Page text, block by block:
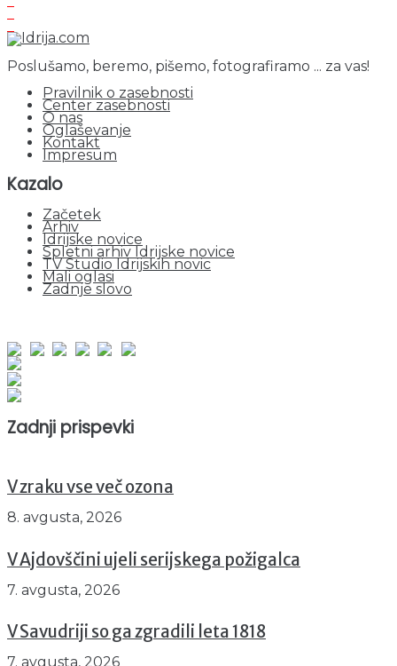
Poslušamo, beremo, pišemo, fotografiramo ... za vas!
Pravilnik o zasebnosti
Center zasebnosti
O nas
Oglaševanje
Kontakt
Impresum
Kazalo
Začetek
Arhiv
Idrijske novice
Spletni arhiv Idrijske novice
TV Studio Idrijskih novic
Mali oglasi
Zadnje slovo
Zadnji prispevki
V zraku vse več ozona
8. avgusta, 2026
V Ajdovščini ujeli serijskega požigalca
7. avgusta, 2026
V Savudriji so ga zgradili leta 1818
7. avgusta, 2026